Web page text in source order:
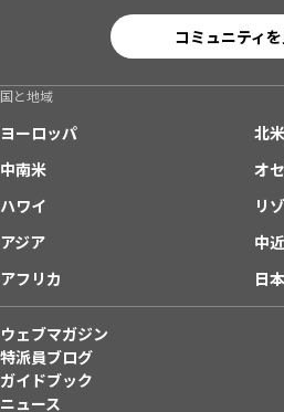
コミュニティ
国と地域
ヨーロッパ
北米
中南米
オ
ハワイ
リ
アジア
中
アフリカ
日本
ウェブマガジン
特派員ブログ
ガイドブック
ニュース